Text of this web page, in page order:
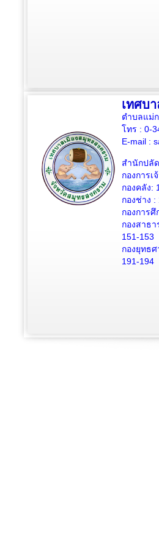
เทศบ
ตำบลแม่
โทร : 0-
E-mail :
สำนักปลั
กองการเ
กองคลัง:
กองช่าง :
กองการ
กองสาธ
151-153
กองยุทธ
191-194